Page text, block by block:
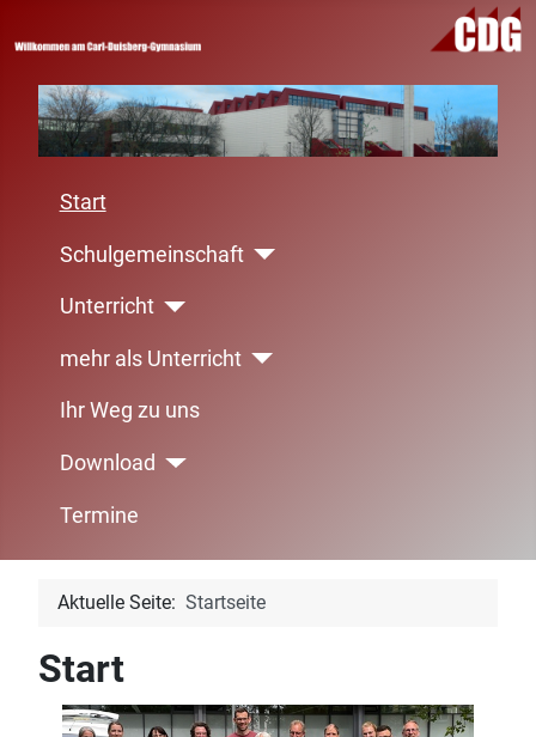
Start
Schulgemeinschaft
Unterricht
mehr als Unterricht
Ihr Weg zu uns
Download
Termine
Aktuelle Seite: Startseite
Start